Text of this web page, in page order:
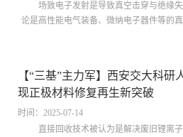
场致电子发射是导致真空击穿与绝缘
论是高性能电气装备、微纳电子器件等的
体通道的形成与演化过程，最终导致真空
件的电气绝缘可靠性。然而，当介电系统
围时，场致电子发射除了由量子隧穿效应决
【“三基”主力军】西安交大科
现正极材料修复再生新突破
时间：2025-07-14
直接回收技术被认为是解决废旧锂离